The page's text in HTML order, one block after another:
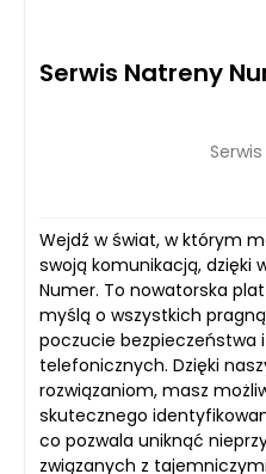
Serwis Natreny
Wejdź w świat, w którym
swoją komunikacją, dzięki
Numer. To nowatorska
myślą o wszystkich
poczucie bezpieczeństwa
telefonicznych. Dzięki
rozwiązaniom, masz
skutecznego
co pozwala uniknąć
związanych z